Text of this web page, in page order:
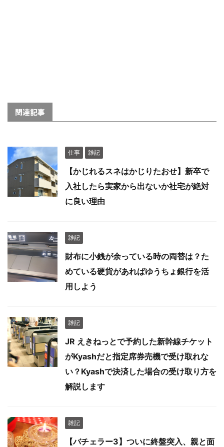
関連記事
仕事 雑記
【かじれるスネはかじりたおせ】新卒で
入社したら実家から出ないか社宅が絶対
に良い理由
雑記
財布に小銭が余っている時の両替は？た
めている硬貨があればゆうちょ銀行を活
用しよう
雑記
JR えきねっとで予約した新幹線チケット
がKyashだと指定席券売機で受け取れな
い？Kyashで決済した場合の受け取り方を
解説します
雑記
【バチェラー3】ついに終盤突入、親と面